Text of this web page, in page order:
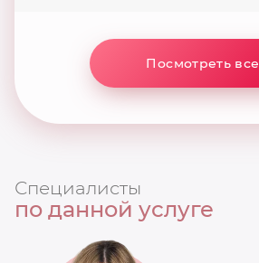
Посмотреть все
Специалисты
по данной услуге